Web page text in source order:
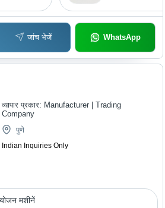
जांच भेजें WhatsApp
व्यापार प्रकार: Manufacturer | Trading
Company
पुणे
Indian Inquiries Only
मशीनें